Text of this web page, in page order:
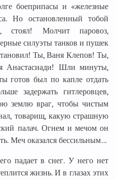
боеприпасы и «железные
Но остановленный тобой
стоял! Молчит паровоз,
силуэты танков и пушек
Ты, Ваня Клепов! Ты,
Анастасиади! Шли минуты,
готов был по капле отдать
задержать гитлеровцев,
землю враг, чтобы чистым
товарищ, какую страшную
палач. Огнем и мечом он
Меч оказался бессильным…
падает в снег. У него нет
жизнь. И в глазах этих